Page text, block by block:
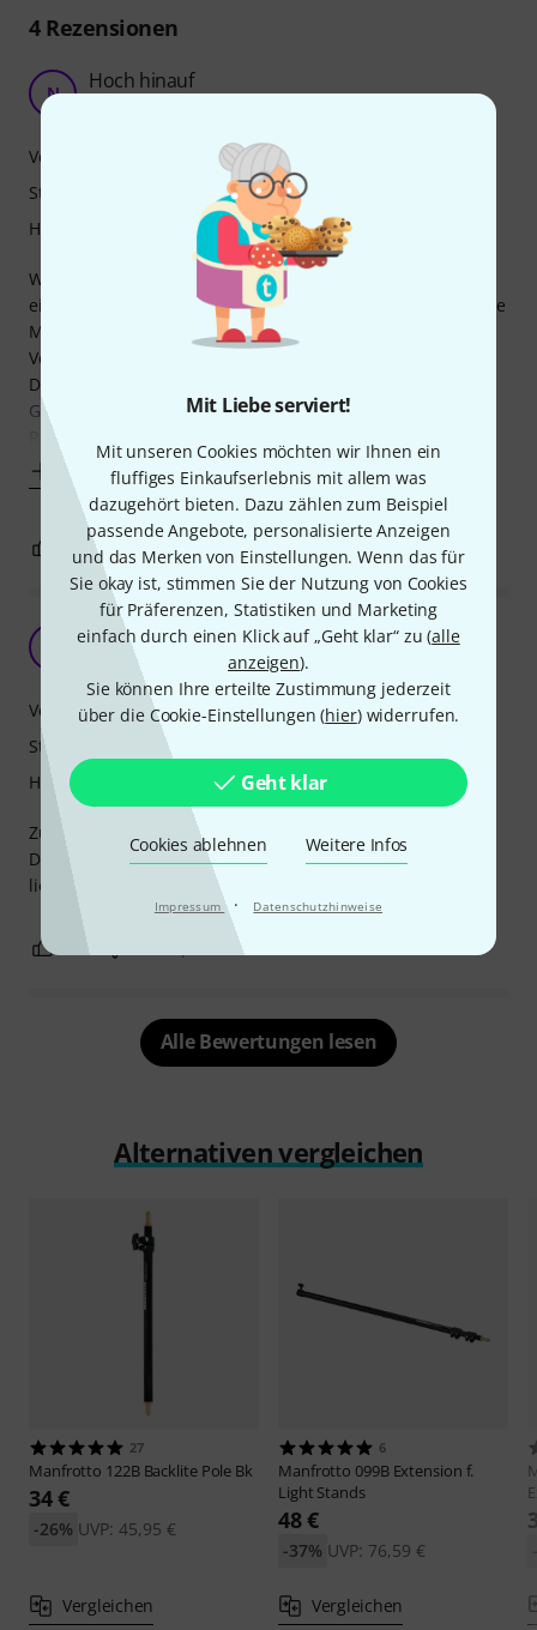
Mit Liebe serviert!
Mit unseren Cookies möchten wir Ihnen ein
fluffiges Einkaufserlebnis mit allem was
dazugehört bieten. Dazu zählen zum Beispiel
passende Angebote, personalisierte Anzeigen
und das Merken von Einstellungen. Wenn das für
Sie okay ist, stimmen Sie der Nutzung von Cookies
für Präferenzen, Statistiken und Marketing
einfach durch einen Klick auf „Geht klar“ zu (alle
anzeigen).
Sie können Ihre erteilte Zustimmung jederzeit
über die Cookie-Einstellungen (hier) widerrufen.
Geht klar
Cookies ablehnen Weitere Infos
Impressum · Datenschutzhinweise
4Rezensionen
N Hoch hinauf
Wir benötigten bei einer 4,20m hohen Halle eine schnelle
einfache Installation für einige kleine PARs. Der vorhandene
Manfrotto Autopole 032B war mit 3,70m etwas zu kurz. Die
Verlängerung war daher genau das, was wir brauchten.
Die Verlängerung sitzt recht stabil, aufgrund der
Gesamtlänge biegen sich beim Spannen allerdings die
Rohre etwas und ein wenig Spiel bei
Mehr anzeigen
Verarbeitung
Stabilität
Handling
BEWERTUNG MELDEN
Kappe ab, dran, fertig
tom42 03.10.2018
Zum Verlängern der Autopole ist die Stange perfekt.
Das Abziehen der Kappe ist abundzu etwas hakelig, aber
lieber so als dass sie zu lose sitzt.
Verarbeitung
Stabilität
Handling
BEWERTUNG MELDEN
Alle Bewertungen lesen
Alternativen vergleichen
27
Manfrotto 122B Backlite Pole Bk
34 €
UVP: 45,95 €
-26%
Vergleichen
6
Manfrotto 099B Extension f.
Light Stands
48 €
UVP: 76,59 €
-37%
Vergleichen